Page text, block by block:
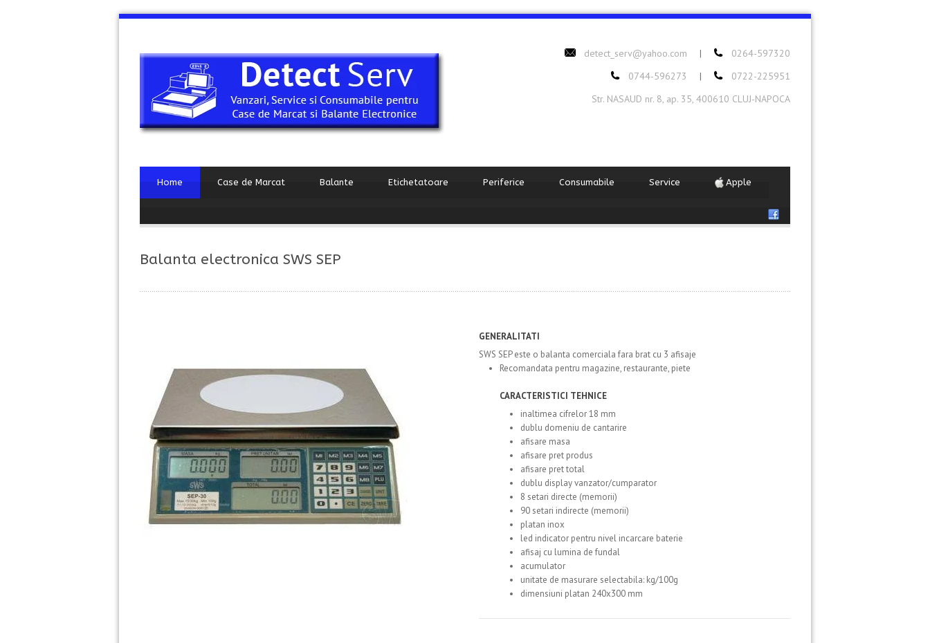
detect_serv@yahoo.com |
0264-597320
0744-596273
|
0722-225951
Str. NASAUD nr. 8, ap. 35, 400610 CLUJ-NAPOCA
Home Case de Marcat Balante Etichetatoare Periferice Consumabile Service Apple
Balanta electronica SWS SEP
GENERALITATI
SWS SEP este o balanta comerciala fara brat cu 3 afisaje
Recomandata pentru magazine, restaurante, piete
CARACTERISTICI TEHNICE
inaltimea cifrelor 18 mm
dublu domeniu de cantarire
afisare masa
afisare pret produs
afisare pret total
dublu display vanzator/cumparator
8 setari directe (memorii)
90 setari indirecte (memorii)
platan inox
led indicator pentru nivel incarcare baterie
afisaj cu lumina de fundal
acumulator
unitate de masurare selectabila: kg/100g
dimensiuni platan 240x300 mm